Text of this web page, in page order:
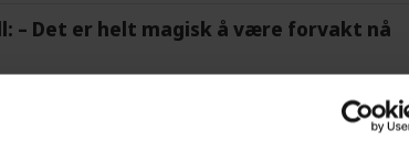
– Det er helt magisk å være forvakt nå